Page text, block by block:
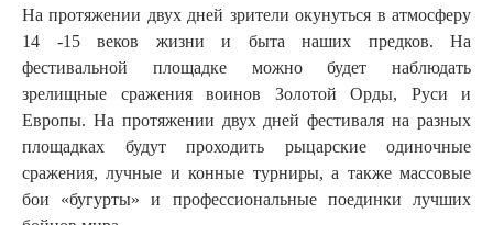
На протяжении двух дней зрители окунуться в атмосферу
14 -15 веков жизни и быта наших предков. На
фестивальной площадке можно будет наблюдать
зрелищные сражения воинов Золотой Орды, Руси и
Европы. На протяжении двух дней фестиваля на разных
площадках будут проходить рыцарские одиночные
сражения, лучные и конные турниры, а также массовые
бои «бугурты» и профессиональные поединки лучших